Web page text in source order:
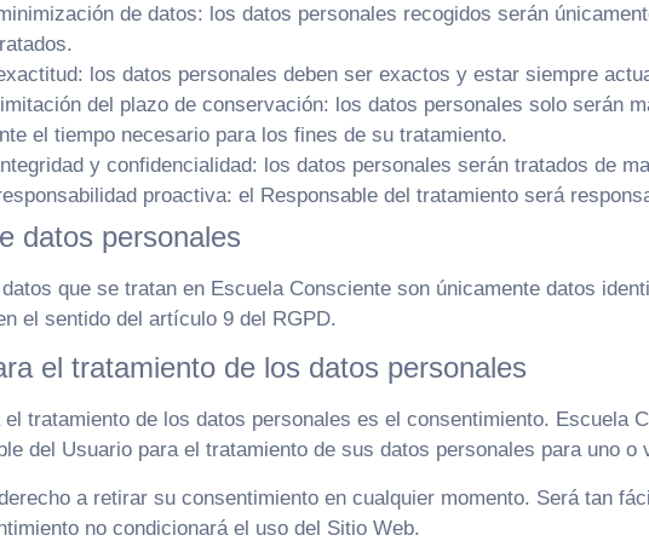
de datos: los datos personales recogidos serán
los datos personales deben ser exactos y estar siempre
del plazo de conservación: los datos personales solo serán
el tiempo necesario para los fines de su tratamiento.
y confidencialidad: los datos personales serán tratados de
proactiva: el Responsable del tratamiento será
datos personales
que se tratan en Escuela Consciente son únicamente datos
el sentido del artículo 9 del RGPD.
el tratamiento de los datos personales
el tratamiento de los datos personales es el consentimiento. Escuela
del Usuario para el tratamiento de sus datos personales para uno
a retirar su consentimiento en cualquier momento. Será tan
no condicionará el uso del Sitio Web.